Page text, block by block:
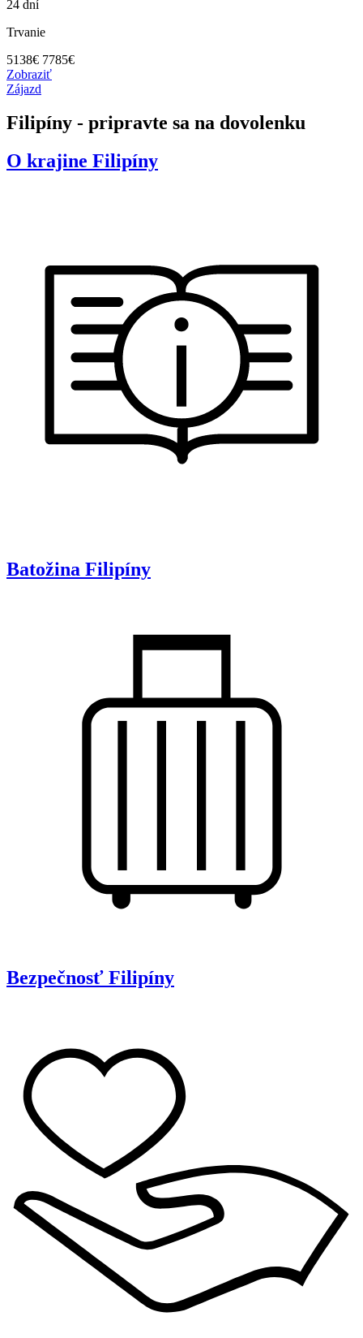
24 dní
Trvanie
5138€ 7785€
Zobraziť
Zájazd
Filipíny - pripravte sa na dovolenku
O krajine Filipíny
Batožina Filipíny
Bezpečnosť Filipíny